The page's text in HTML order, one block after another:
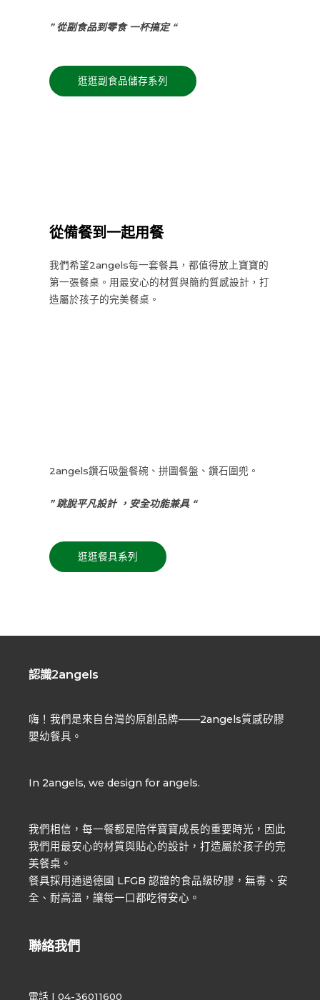
” 從副食品到零食 一杯搞定 “
逛逛副食品儲存系列
從備餐到一起用餐
我們希望2angels每一套餐具，都值得放上寶寶的
第一張餐桌。用最安心的材質與簡約質感設計，打
造屬於孩子的完美餐桌。
2angels鑽石吸盤餐碗、拼圖餐盤、鑽石圍兜。
” 跳脫平凡設計 ，安全功能兼具 “
逛逛餐具系列
認識2angels
嗨！我們是來自台灣的原創品牌——2angels質感矽膠
嬰幼餐具。
In 2angels, we design for angels.
我們相信，每一餐都是陪伴寶寶成長的重要時光，因此
我們用最安心的材質與貼心的設計，打造屬於孩子的完
美餐桌。
餐具採用通過德國 LFGB 認證的食品級矽膠，無毒、安
全、耐高溫，讓每一口都吃得安心。
聯絡我們
電話 | 04-36011600